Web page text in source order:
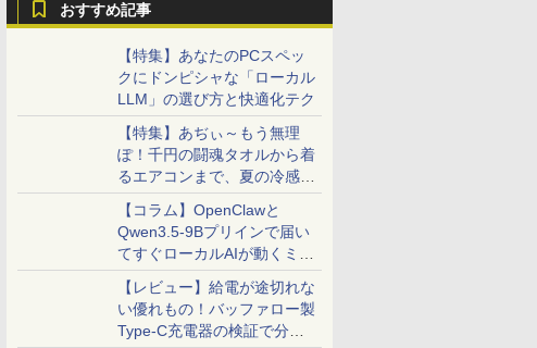
おすすめ記事
【特集】あなたのPCスペッ
クにドンピシャな「ローカル
LLM」の選び方と快適化テク
【特集】あぢぃ～もう無理
ぽ！千円の闘魂タオルから着
るエアコンまで、夏の冷感グ
ッズ一挙紹介
【コラム】OpenClawと
Qwen3.5-9Bプリインで届い
てすぐローカルAIが動くミニ
PC「SER9 Pro」
【レビュー】給電が途切れな
い優れもの！バッファロー製
Type-C充電器の検証で分か